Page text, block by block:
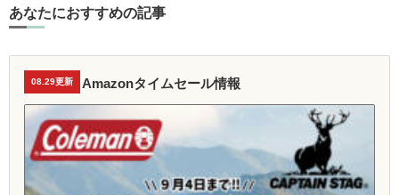
あなたにおすすめの記事
08.29更新 Amazonタイムセール情報